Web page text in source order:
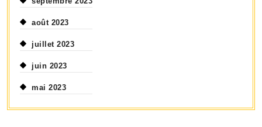
août 2023
juillet 2023
juin 2023
mai 2023